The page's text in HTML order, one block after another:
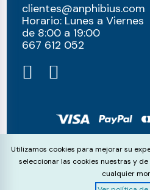
clientes@anphibius.com
Horario: Lunes a Viernes
de 8:00 a 19:00
667 612 052​
©
Pago 100%
Cookie Consent
Utilizamos cookies para mejorar su
seleccionar las cookies nuestras y
cualquier